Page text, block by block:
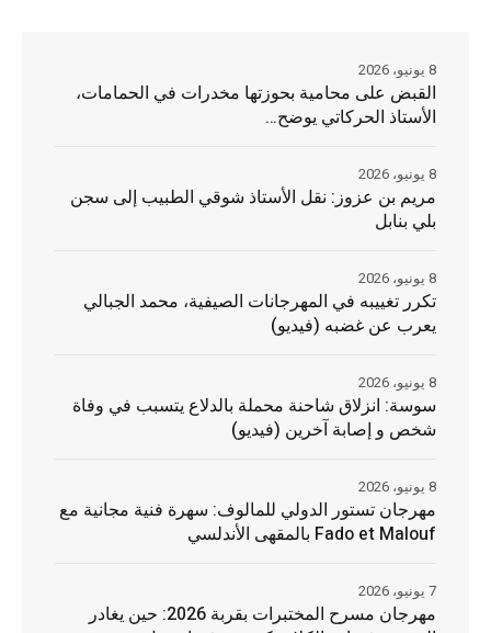
القبض على محامية بحوزتها مخدرات في الحمامات،
الأستاذ الحركاتي يوضح…
8 يونيو، 2026
مريم بن عزوز: نقل الأستاذ شوقي الطبيب إلى سجن
بلي بنابل
8 يونيو، 2026
تكرر تغييبه في المهرجانات الصيفية، محمد الجبالي
يعرب عن غضبه (فيديو)
8 يونيو، 2026
سوسة: انزلاق شاحنة محملة بالدلاع يتسبب في وفاة
شخص و إصابة آخرين (فيديو)
8 يونيو، 2026
مهرجان تستور الدولي للمالوف: سهرة فنية مجانية مع
Fado et Malouf بالمقهى الأندلسي
8 يونيو، 2026
مهرجان مسرح المختبرات بقربة 2026: حين يغادر
7 يونيو، 2026